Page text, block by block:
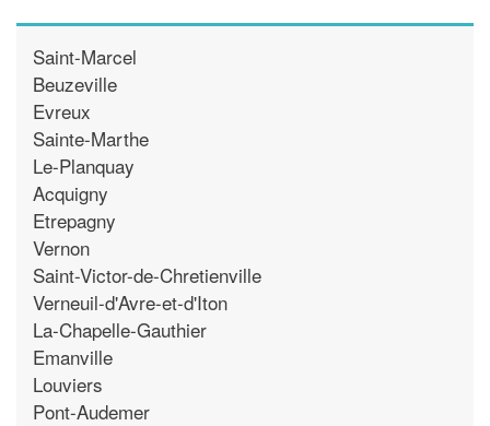
Saint-Marcel
Beuzeville
Evreux
Sainte-Marthe
Le-Planquay
Acquigny
Etrepagny
Vernon
Saint-Victor-de-Chretienville
Verneuil-d'Avre-et-d'Iton
La-Chapelle-Gauthier
Emanville
Louviers
Pont-Audemer